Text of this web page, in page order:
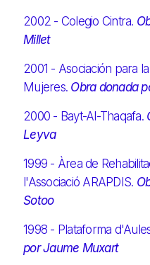
2002 - Colegio Cintra.
Millet
2001 - Asociación para
Mujeres. Obra donada
2000 - Bayt-Al-Thaqafa.
Leyva
1999 - Àrea de
l'Associació ARAPDIS.
Sotoo
1998 - Plataforma
por Jaume Muxart